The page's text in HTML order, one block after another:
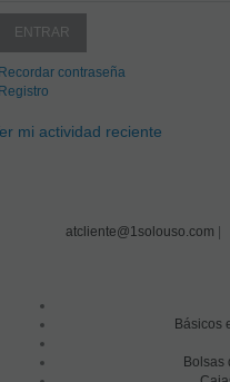
contraseña
mi actividad reciente
atcliente@1solouso.com
Básicos
Bolsas